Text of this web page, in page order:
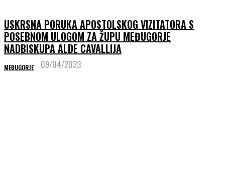
USKRSNA PORUKA APOSTOLSKOG VIZITATORA S
POSEBNOM ULOGOM ZA ŽUPU MEĐUGORJE
NADBISKUPA ALDE CAVALLIJA
MEĐUGORJE 09/04/2023